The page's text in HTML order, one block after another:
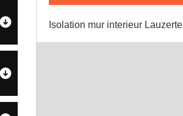
Isolation mur interieur Lauzerte